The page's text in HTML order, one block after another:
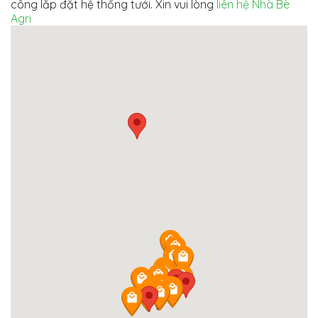
công lắp đặt hệ thống tưới. Xin vui lòng liên hệ Nhà Bè
Agri